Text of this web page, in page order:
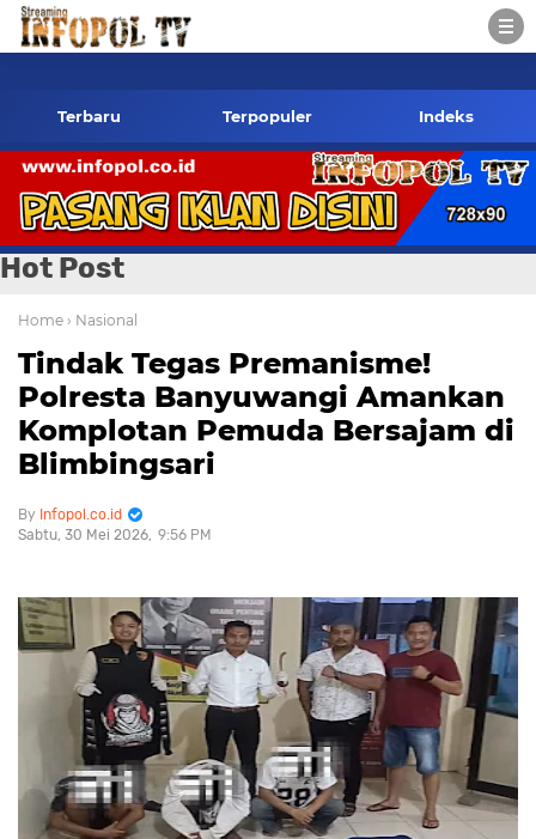
Kontak Redaksi- 085784424805 wa
Terbaru Terpopuler Indeks
Hot Post
Home › Nasional
Tindak Tegas Premanisme!
Polresta Banyuwangi Amankan
Komplotan Pemuda Bersajam di
Blimbingsari
Infopol.co.id
Sabtu, 30 Mei 2026 9:56 PM